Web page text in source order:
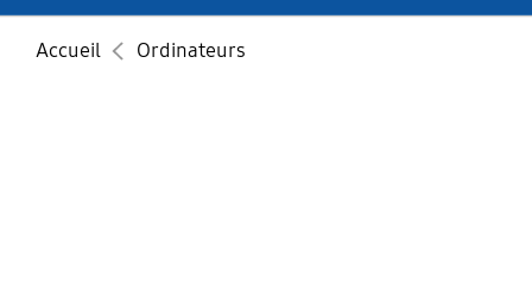
produits
Accueil Ordinateurs